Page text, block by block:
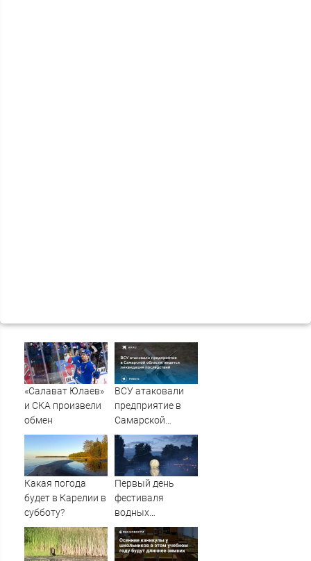
«Салават Юлаев»
и СКА произвели
обмен
ВСУ атаковали
предприятие в
Самарской
области: ведется
ликвидация
последствий
Какая погода
будет в Карелии в
субботу?
Первый день
фестиваля
водных
фонариков
прошел в
псковском